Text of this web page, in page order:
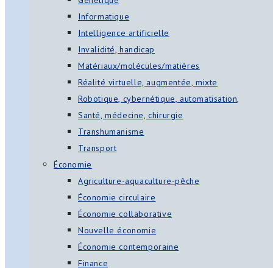
Informatique
Intelligence artificielle
Invalidité, handicap
Matériaux/molécules/matières
Réalité virtuelle, augmentée, mixte
Robotique, cybernétique, automatisation,
Santé, médecine, chirurgie
Transhumanisme
Transport
Économie
Agriculture-aquaculture-pêche
Économie circulaire
Économie collaborative
Nouvelle économie
Économie contemporaine
Finance